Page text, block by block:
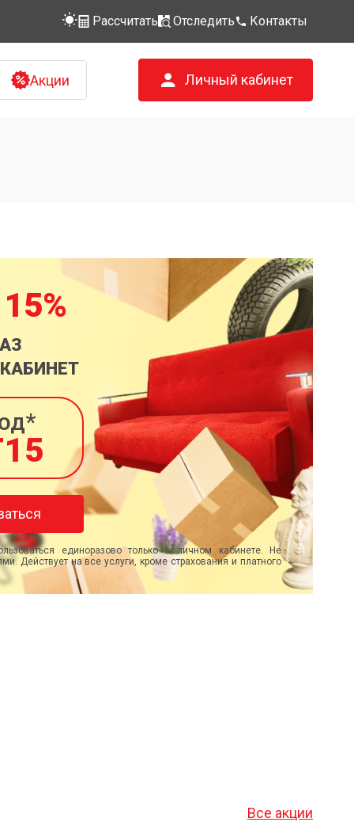
Рассчитать Отследить Контакты
Акции Личный кабинет
единоразово только в личном кабинете. Не
Действует на все услуги, кроме страхования и платного
Все акции